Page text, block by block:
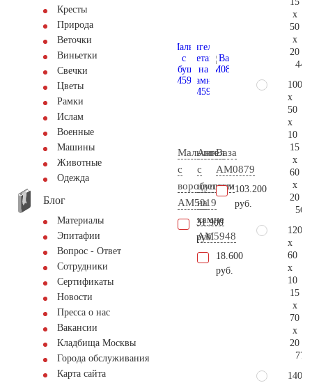
Кресты
Природа
Веточки
Виньетки
Свечки
Цветы
Рамки
Ислам
Военные
Машины
Животные
Одежда
Блог
Материалы
Эпитафии
Вопрос - Ответ
Сотрудники
Сертификаты
Новости
Пресса о нас
Вакансии
Кладбища Москвы
Города обслуживания
Карта сайта
Мальчик
с
воробушком
AM5919
31.900
руб.
Ангел
с
цветами
на
камне
AM5948
18.600
руб.
Ваза
AM0879
103.200
руб.
x
50
x
20
100
x
50
x
10
15
x
60
x
20
120
x
60
x
10
15
x
70
x
20
140